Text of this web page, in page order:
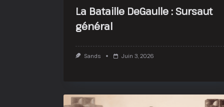
La Bataille DeGaulle : Sursaut
général
Sands Juin 3, 2026